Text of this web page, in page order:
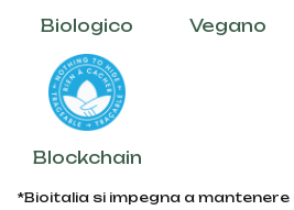
Biologico Vegano
Blockchain
*Bioitalia si impegna a